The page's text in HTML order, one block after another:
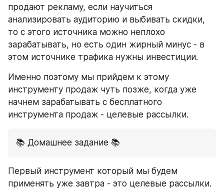
продают рекламу, если научиться
анализировать аудиторию и выбивать скидки,
то с этого источника можно неплохо
зарабатывать, но есть один жирный минус - в
этом источнике трафика нужны инвестиции.
Именно поэтому мы прийдем к этому
инструменту продаж чуть позже, когда уже
начнем зарабатывать с бесплатного
инструмента продаж - целевые рассылки.
📚 Домашнее задание 📚
Первый инструмент который мы будем
применять уже завтра - это целевые рассылки.